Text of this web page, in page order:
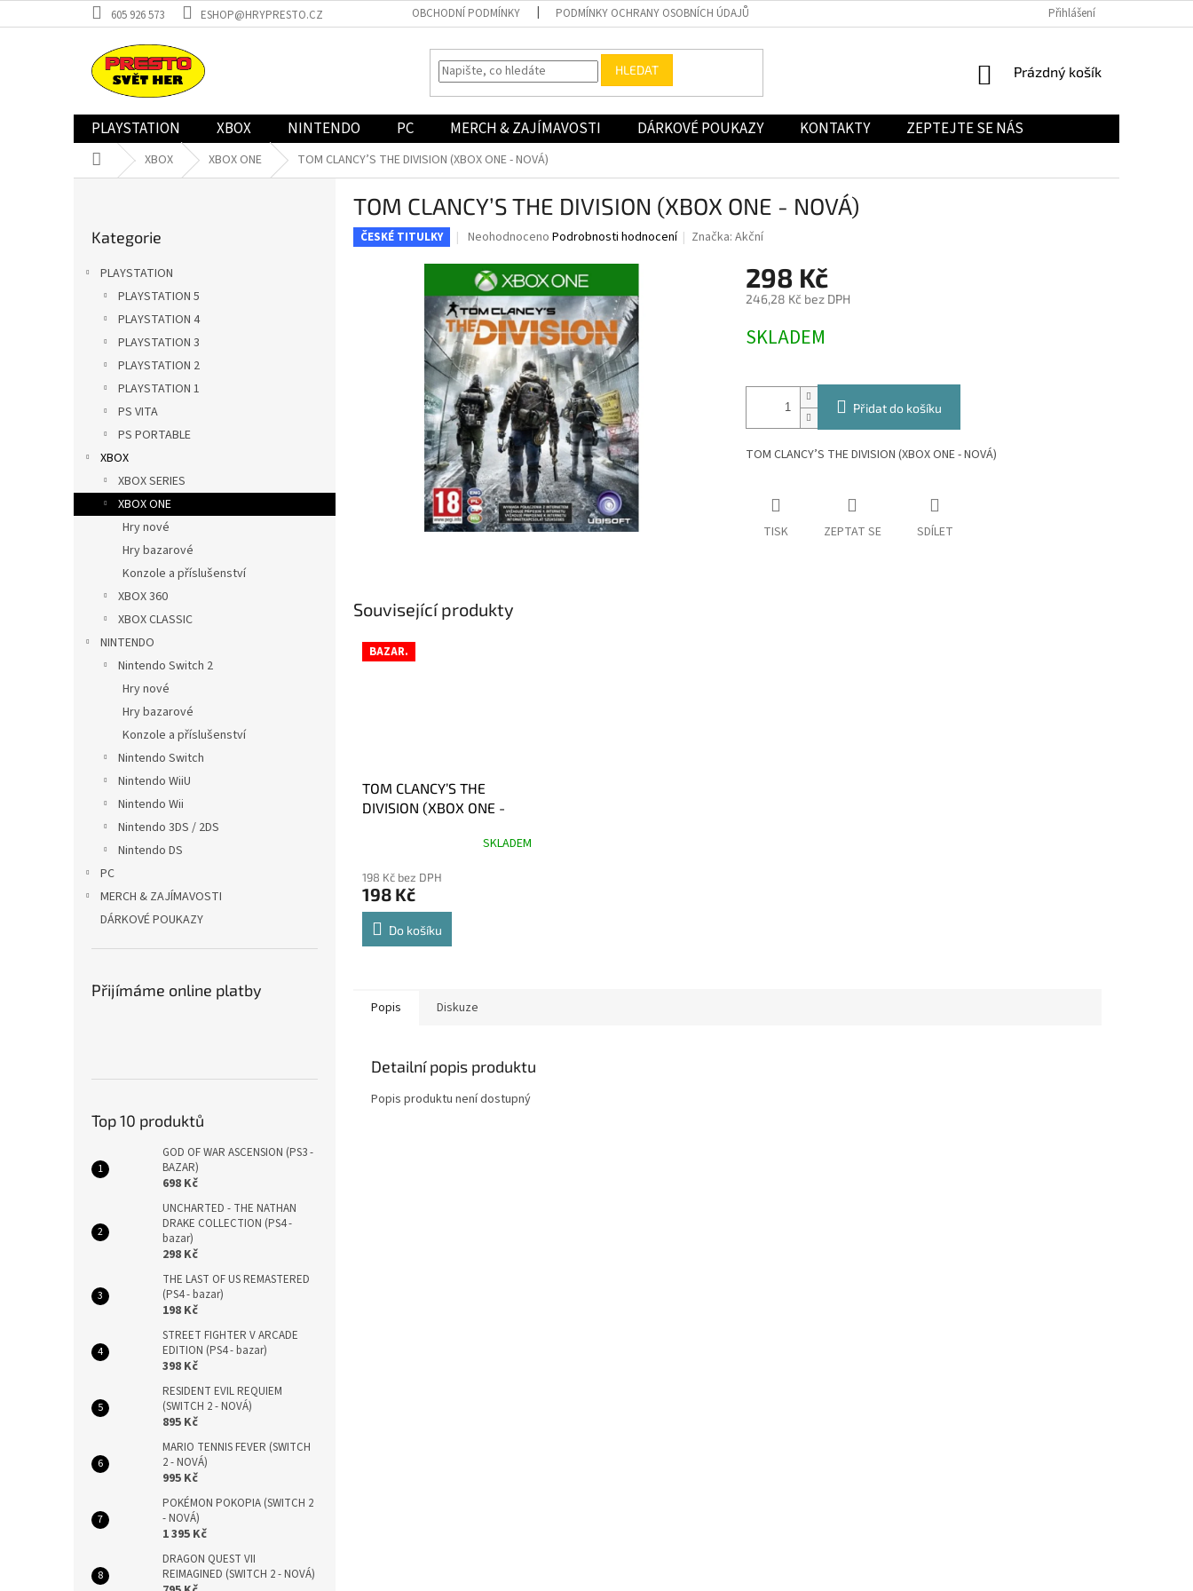
na
605 926 573 ESHOP@HRYPRESTO.CZ OBCHODNÍ PODMÍNKY PODMÍNKY OCHRANY OSOBNÍCH ÚDAJŮ Přihlášení
HLEDAT
NÁKUPNÍ
Prázdný košík
PLAYSTATION XBOX NINTENDO PC MERCH & ZAJÍMAVOSTI DÁRKOVÉ POUKAZY KONTAKTY ZEPTEJTE SE NÁS
Domů XBOX XBOX ONE TOM CLANCY’S THE DIVISION (XBOX ONE - NOVÁ)
kategorie
Kategorie
PLAYSTATION
PLAYSTATION 5
PLAYSTATION 4
PLAYSTATION 3
PLAYSTATION 2
PLAYSTATION 1
PS VITA
PS PORTABLE
XBOX
XBOX SERIES
XBOX ONE
Hry nové
Hry bazarové
Konzole a příslušenství
XBOX 360
XBOX CLASSIC
NINTENDO
Nintendo Switch 2
Hry nové
Hry bazarové
Konzole a příslušenství
Nintendo Switch
Nintendo WiiU
Nintendo Wii
Nintendo 3DS / 2DS
Nintendo DS
PC
MERCH & ZAJÍMAVOSTI
DÁRKOVÉ POUKAZY
Přijímáme online platby
Top 10 produktů
GOD OF WAR ASCENSION (PS3 -
BAZAR)
698 Kč
UNCHARTED - THE NATHAN
DRAKE COLLECTION (PS4 -
bazar)
298 Kč
THE LAST OF US REMASTERED
(PS4 - bazar)
198 Kč
STREET FIGHTER V ARCADE
EDITION (PS4 - bazar)
398 Kč
RESIDENT EVIL REQUIEM
(SWITCH 2 - NOVÁ)
895 Kč
MARIO TENNIS FEVER (SWITCH
2 - NOVÁ)
995 Kč
POKÉMON POKOPIA (SWITCH 2
- NOVÁ)
1 395 Kč
DRAGON QUEST VII
REIMAGINED (SWITCH 2 - NOVÁ)
TOM CLANCY’S THE DIVISION (XBOX ONE - NOVÁ)
ČESKÉ TITULKY
Průměrné
produktu
je
0,0
z
5
hvězdiček.
Neohodnoceno Podrobnosti hodnocení Značka:Akční
298 Kč
246,28 Kč bez DPH
cena:
SKLADEM
Přidat do košíku
TOM CLANCY’S THE DIVISION (XBOX ONE - NOVÁ)
TISK ZEPTAT SE SDÍLET
Související produkty
BAZAR.
TOM CLANCY’S THE
DIVISION (XBOX ONE -
SKLADEM
198 Kč bez DPH
198 Kč
Do košíku
Popis Diskuze
Detailní popis produktu
Popis produktu není dostupný